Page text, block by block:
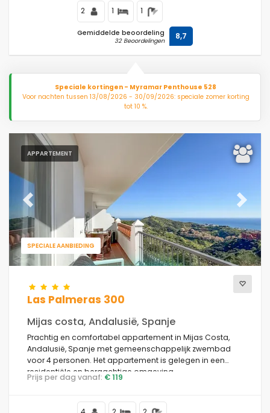
2 1 1
Gemiddelde beoordeling
32 Beoordelingen 8,7
Speciale kortingen - Myramar Penthouse 528
Voor nachten tussen 13/08/2026 - 30/09/2026: speciale zomer korting
tot 10 %.
APPARTEMENT
SPECIALE AANBIEDING
Previous Next
Las Palmeras 300
Mijas costa, Andalusië, Spanje
Prachtig en comfortabel appartement in Mijas Costa,
Andalusië, Spanje met gemeenschappelijk zwembad
voor 4 personen. Het appartement is gelegen in een
residentiële en bergachtige omgeving.
Prijs per dag vanaf: € 119